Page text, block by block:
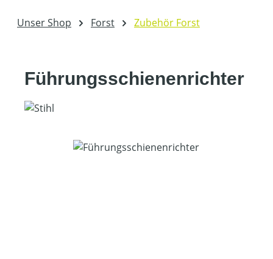
Unser Shop Forst Zubehör Forst
Führungsschienenrichter
Bildergalerie überspringen